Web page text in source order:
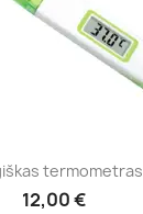
12,00 €